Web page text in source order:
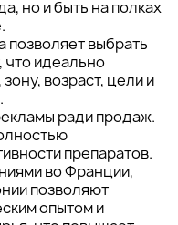
но и быть на полках
позволяет выбрать
что идеально
возраст, цели и
ради продаж.
препаратов.
во Франции,
позволяют
опытом и